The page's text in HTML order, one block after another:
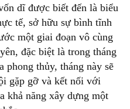
dĩ được biết đến là biểu
tế, sở hữu sự bình tĩnh
một giai đoạn vô cùng
đặc biệt là trong tháng
phong thủy, tháng này sẽ
gặp gỡ và kết nối với
khả năng xây dựng một